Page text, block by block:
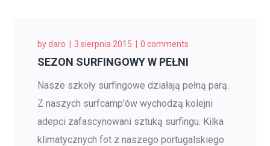
bydaro 3 sierpnia 2015 0 comments
SEZON SURFINGOWY W PEŁNI
Nasze szkoły surfingowe działają pełną parą.
Z naszych surfcamp'ów wychodzą kolejni
adepci zafascynowani sztuką surfingu. Kilka
klimatycznych fot z naszego portugalskiego